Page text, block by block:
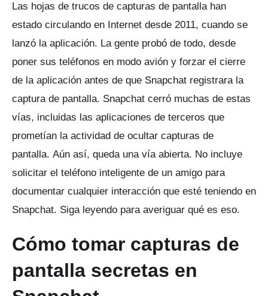
Las hojas de trucos de capturas de pantalla han
estado circulando en Internet desde 2011, cuando se
lanzó la aplicación. La gente probó de todo, desde
poner sus teléfonos en modo avión y forzar el cierre
de la aplicación antes de que Snapchat registrara la
captura de pantalla. Snapchat cerró muchas de estas
vías, incluidas las aplicaciones de terceros que
prometían la actividad de ocultar capturas de
pantalla. Aún así, queda una vía abierta. No incluye
solicitar el teléfono inteligente de un amigo para
documentar cualquier interacción que esté teniendo en
Snapchat. Siga leyendo para averiguar qué es eso.
Cómo tomar capturas de
pantalla secretas en